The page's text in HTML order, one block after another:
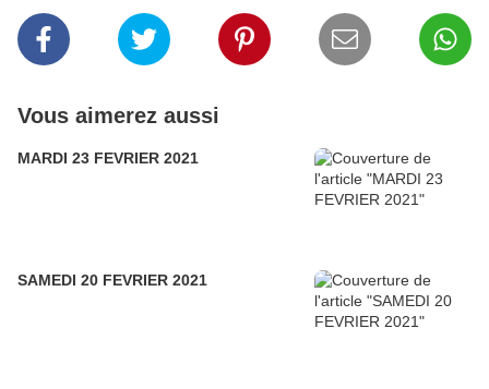
Vous aimerez aussi
MARDI 23 FEVRIER 2021
SAMEDI 20 FEVRIER 2021